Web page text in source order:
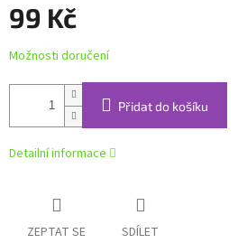
99 Kč
Měrná
cena:
Možnosti doručení
Přidat do košíku
Detailní informace
ZEPTAT SE SDÍLET